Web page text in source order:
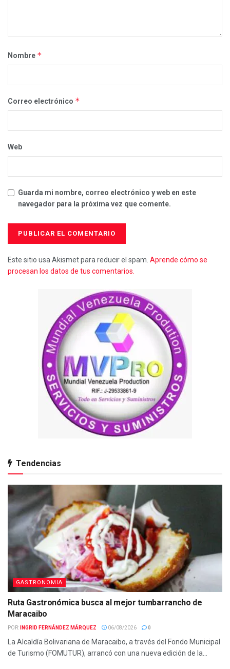
Nombre *
Correo electrónico *
Web
Guarda mi nombre, correo electrónico y web en este
navegador para la próxima vez que comente.
Este sitio usa Akismet para reducir el spam. Aprende cómo se
procesan los datos de tus comentarios.
Tendencias
GASTRONOMIA
Ruta Gastronómica busca al mejor tumbarrancho de
Maracaibo
POR: INGRID FERNÁNDEZ MÁRQUEZ 06/08/2026 0
La Alcaldía Bolivariana de Maracaibo, a través del Fondo Municipal
de Turismo (FOMUTUR), arrancó con una nueva edición de la...